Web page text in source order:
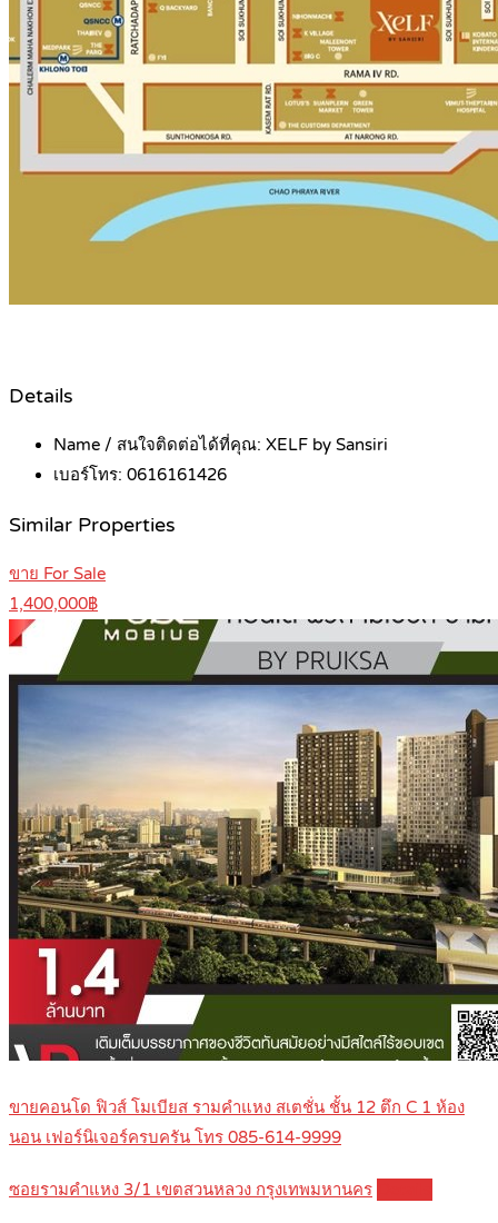
Details
Name / สนใจติดต่อได้ที่คุณ: XELF by Sansiri
เบอร์โทร: 0616161426
Similar Properties
ขาย For Sale
1,400,000฿
ขายคอนโด ฟิวส์ โมเบียส รามคำแหง สเตชั่น ชั้น 12 ตึก C 1 ห้อง
นอน เฟอร์นิเจอร์ครบครัน โทร 085-614-9999
ซอยรามคำแหง 3/1 เขตสวนหลวง กรุงเทพมหานคร